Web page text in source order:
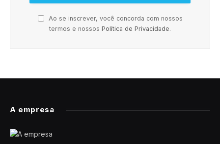
Ao se inscrever, você concorda com nossos
termos e nossos Política de Privacidade.
A empresa